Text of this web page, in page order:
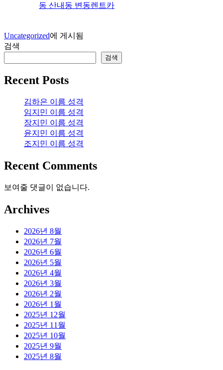
동 산내동 변동렌트카
Uncategorized에 게시됨
검색
검색
Recent Posts
김하은 이름 성격
임지민 이름 성격
장지민 이름 성격
윤지민 이름 성격
조지민 이름 성격
Recent Comments
보여줄 댓글이 없습니다.
Archives
2026년 8월
2026년 7월
2026년 6월
2026년 5월
2026년 4월
2026년 3월
2026년 2월
2026년 1월
2025년 12월
2025년 11월
2025년 10월
2025년 9월
2025년 8월